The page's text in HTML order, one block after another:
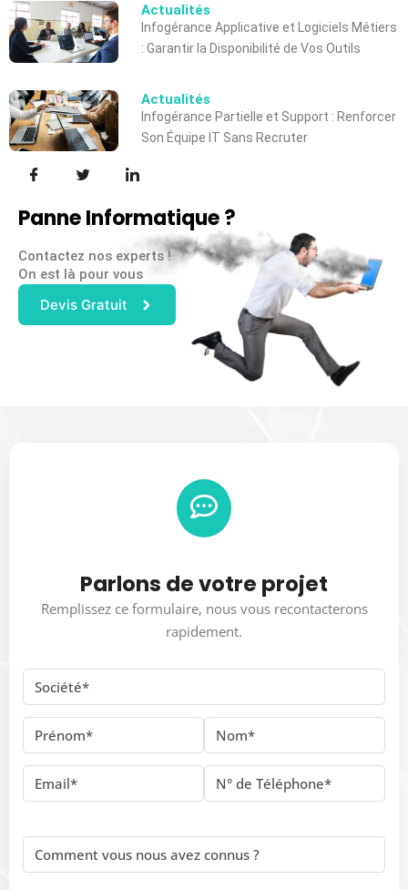
Actualités
Infogérance Applicative et Logiciels Métiers
: Garantir la Disponibilité de Vos Outils
Actualités
Infogérance Partielle et Support : Renforcer
Son Équipe IT Sans Recruter
Panne Informatique ?
Contactez nos experts !
On est là pour vous
Devis Gratuit
Parlons de votre projet
Remplissez ce formulaire, nous vous recontacterons
rapidement.